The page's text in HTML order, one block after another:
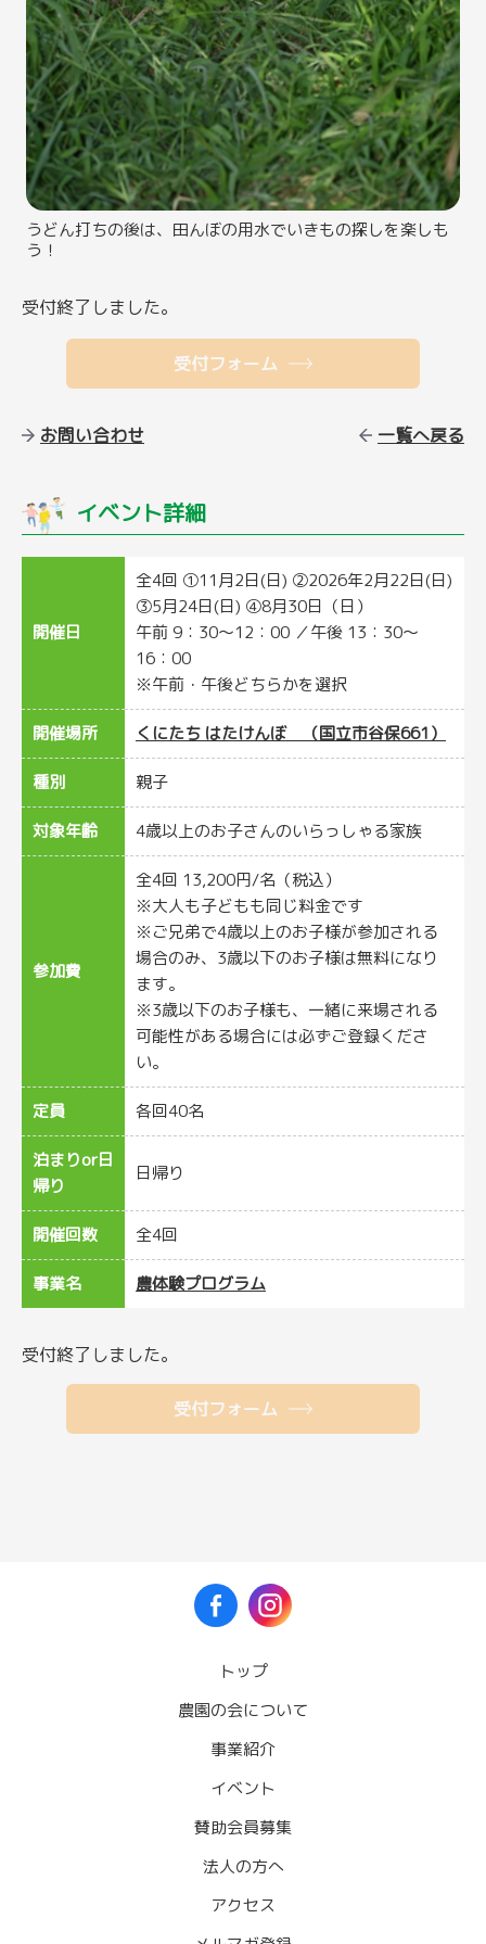
うどん打ちの後は、田んぼの用水でいきもの探しを楽しも
う！
受付終了しました。
受付フォーム
お問い合わせ 一覧へ戻る
イベント詳細
開催日
全4回 ①11月2日(日) ②2026年2月22日(日)
③5月24日(日) ④8月30日（日）
午前 9：30〜12：00 ／午後 13：30〜
16：00
※午前・午後どちらかを選択
開催場所 くにたち はたけんぼ （国立市谷保661）
種別 親子
対象年齢 4歳以上のお子さんのいらっしゃる家族
参加費
全4回 13,200円/名（税込）
※大人も子どもも同じ料金です
※ご兄弟で4歳以上のお子様が参加される
場合のみ、3歳以下のお子様は無料になり
ます。
※3歳以下のお子様も、一緒に来場される
可能性がある場合には必ずご登録くださ
い。
定員 各回40名
泊まりor日
帰り
日帰り
開催回数 全4回
事業名 農体験プログラム
受付終了しました。
受付フォーム
トップ
農園の会について
事業紹介
イベント
賛助会員募集
法人の方へ
アクセス